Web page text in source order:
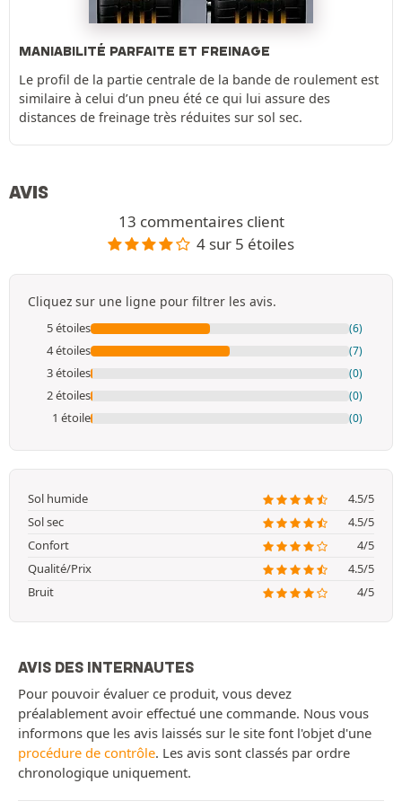
MANIABILITÉ PARFAITE ET FREINAGE
Le profil de la partie centrale de la bande de roulement est
similaire à celui d’un pneu été ce qui lui assure des
distances de freinage très réduites sur sol sec.
AVIS
13 commentaires client
4 sur 5 étoiles
Cliquez sur une ligne pour filtrer les avis.
5 étoiles (6)
4 étoiles (7)
3 étoiles (0)
2 étoiles (0)
1 étoile (0)
Sol humide
4.5/5
Sol sec
4.5/5
Confort
4/5
Qualité/Prix
4.5/5
Bruit
4/5
AVIS DES INTERNAUTES
Pour pouvoir évaluer ce produit, vous devez
préalablement avoir effectué une commande. Nous vous
informons que les avis laissés sur le site font l'objet d'une
procédure de contrôle. Les avis sont classés par ordre
chronologique uniquement.